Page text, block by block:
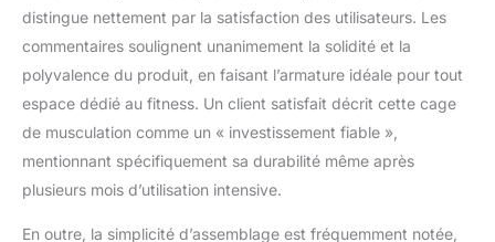
distingue nettement par la satisfaction des utilisateurs. Les
commentaires soulignent unanimement la solidité et la
polyvalence du produit, en faisant l’armature idéale pour tout
espace dédié au fitness. Un client satisfait décrit cette cage
de musculation comme un « investissement fiable »,
mentionnant spécifiquement sa durabilité même après
plusieurs mois d’utilisation intensive.
En outre, la simplicité d’assemblage est fréquemment notée,